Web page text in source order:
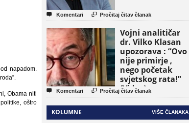
napadom.
Obama niti
oštro
 Komentari  Pročitaj čitav članak
Vojni analitičar
dr. Vilko Klasan
upozorava : “Ovo
nije primirje ,
nego početak
svjetskog rata!”
(Video)
 Komentari  Pročitaj čitav članak
KOLUMNE VIŠE ČLANAKA